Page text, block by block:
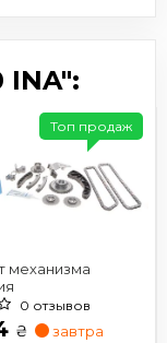
механизма
0 отзывов
₴ завтра
Топ продаж